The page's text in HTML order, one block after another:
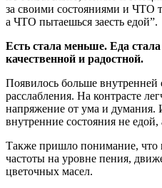
за своими состояниями и ЧТО
а ЧТО пытаешься заесть едой”.
Есть стала меньше. Еда
качественной и радостной.
Появилось больше
расслабления. На контрасте
напряжение от ума и думания.
внутренние состояния не
Также пришло понимание,
частоты на уровне пения,
цветочных масел.